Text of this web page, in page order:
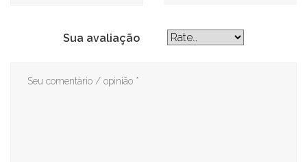
Sua avaliação